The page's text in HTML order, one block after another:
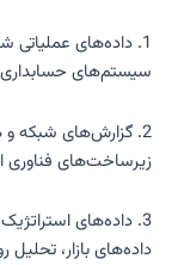
1. داده‌های
سیستم‌های حسابداری
2. گزارش‌های شبکه
زیرساخت‌های فناوری
داده‌های بازار،